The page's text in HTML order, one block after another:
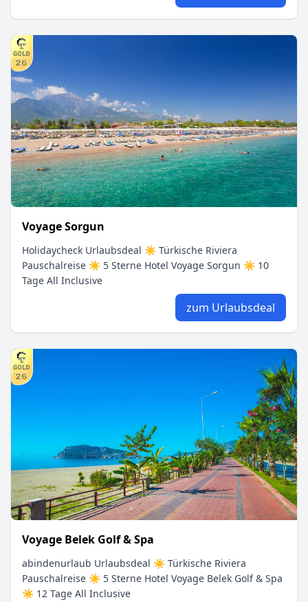
Voyage Sorgun
Holidaycheck Urlaubsdeal ☀ Türkische Riviera
Pauschalreise ☀ 5 Sterne Hotel Voyage Sorgun ☀ 10
Tage All Inclusive
zum Urlaubsdeal
Voyage Belek Golf & Spa
abindenurlaub Urlaubsdeal ☀ Türkische Riviera
Pauschalreise ☀ 5 Sterne Hotel Voyage Belek Golf & Spa
☀ 12 Tage All Inclusive